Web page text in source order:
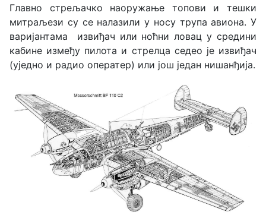
Главно стрељачко наоружање топови и тешки
митраљези су се налазили у носу трупа авиона. У
варијантама извиђач или ноћни ловац у средини
кабине између пилота и стрелца седео је извиђач
(уједно и радио оператер) или још један нишанђија.